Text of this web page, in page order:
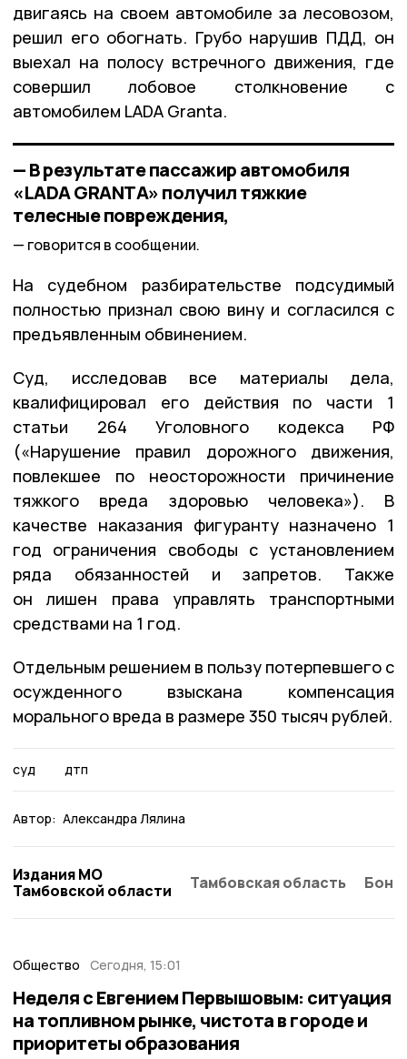
двигаясь на своем автомобиле за лесовозом,
решил его обогнать. Грубо нарушив ПДД, он
выехал на полосу встречного движения, где
совершил лобовое столкновение с
автомобилем LADA Granta.
— В результате пассажир автомобиля
«LADA GRANTA» получил тяжкие
телесные повреждения,
говорится в сообщении.
На судебном разбирательстве подсудимый
полностью признал свою вину и согласился с
предъявленным обвинением.
Суд, исследовав все материалы дела,
квалифицировал его действия по части 1
статьи 264 Уголовного кодекса РФ
(«Нарушение правил дорожного движения,
повлекшее по неосторожности причинение
тяжкого вреда здоровью человека»). В
качестве наказания фигуранту назначено 1
год ограничения свободы с установлением
ряда обязанностей и запретов. Также
он лишен права управлять транспортными
средствами на 1 год.
Отдельным решением в пользу потерпевшего с
осужденного взыскана компенсация
морального вреда в размере 350 тысяч рублей.
суд дтп
Автор: Александра Лялина
Издания МО
Тамбовской области
Тамбовская область
Общество Сегодня, 15:01
Неделя с Евгением Первышовым: ситуация
на топливном рынке, чистота в городе и
приоритеты образования